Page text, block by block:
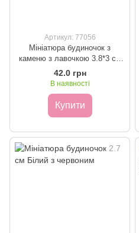
Артикул: 77056
Мініатюра будиночок з
каменю з лавочкою 3.8*3 см
Коричневий
42.0 грн
В наявності
Купити